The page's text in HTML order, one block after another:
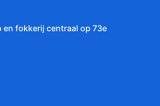
en fokkerij centraal op 73e